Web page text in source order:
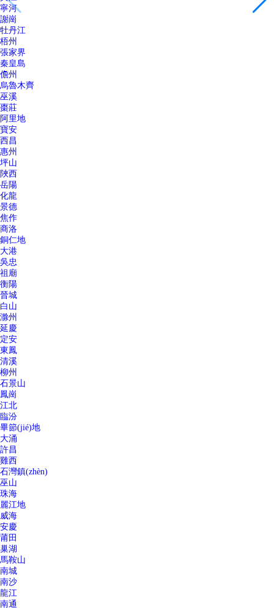
寧河
謝崗
牡丹江
梧州
張家界
秦皇島
儋州
烏魯木齊
巫溪
棗莊
阿里地
寶安
西昌
惠州
坪山
陜西
岳陽
化龍
景德
焦作
商洛
銅仁地
大港
吳忠
祖廟
衡陽
晉城
白山
滁州
延慶
定安
東鳳
清溪
柳州
石景山
鳳崗
江北
臨汾
畢節(jié)地
大涌
許昌
雞西
石灣鎮(zhèn)
巫山
珠海
麗江地
威海
安慶
莆田
巢湖
馬鞍山
南城
南沙
龍江
南通